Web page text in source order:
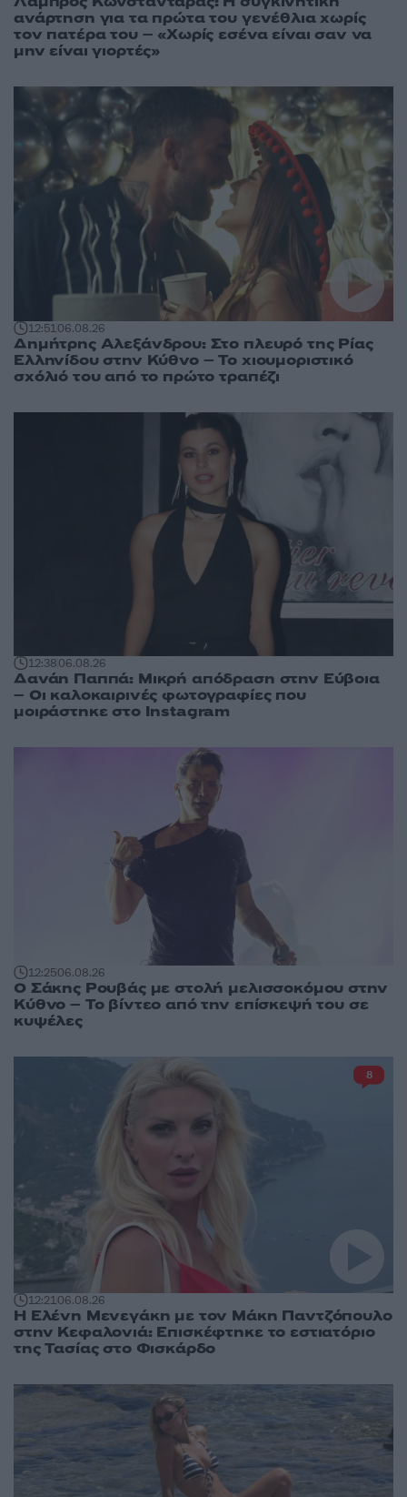
ανάρτηση για τα πρώτα του γενέθλια χωρίς
τον πατέρα του – «Χωρίς εσένα είναι σαν να
μην είναι γιορτές»
12:5106.08.26
Δημήτρης Αλεξάνδρου: Στο πλευρό της Ρίας
Ελληνίδου στην Κύθνο – Το χιουμοριστικό
σχόλιό του από το πρώτο τραπέζι
12:3806.08.26
Δανάη Παππά: Μικρή απόδραση στην Εύβοια
– Οι καλοκαιρινές φωτογραφίες που
μοιράστηκε στο Instagram
12:2506.08.26
Ο Σάκης Ρουβάς με στολή μελισσοκόμου στην
Κύθνο – Το βίντεο από την επίσκεψή του σε
κυψέλες
12:2106.08.26
Η Ελένη Μενεγάκη με τον Μάκη Παντζόπουλο
στην Κεφαλονιά: Επισκέφτηκε το εστιατόριο
της Τασίας στο Φισκάρδο
8